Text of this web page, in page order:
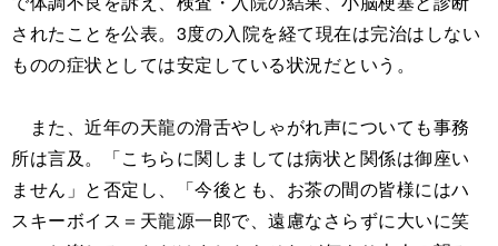
されたことを公表。3度の入院を経て現在は完治はしない
ものの症状としては安定している状況だという。
また、近年の天龍の滑舌やしゃがれ声についても事務
所は言及。「こちらに関しましては病状と関係は御座い
ません」と否定し、「今後とも、お茶の間の皆様にはハ
スキーボイス＝天龍源一郎で、遠慮なさらずに大いに笑